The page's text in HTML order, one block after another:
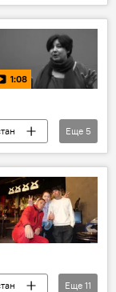
1:08
Еще 5
Еще 11